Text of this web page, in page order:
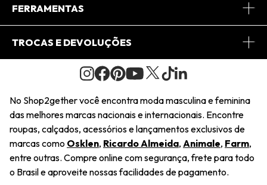
Journal
Saiu na Mídia
Sustentabilidade
Navegando
Central de Relacionamento
Regulamento e Promoções
FERRAMENTAS
Minha Conta
Pedido de Presente
Wishlist
TROCAS E DEVOLUÇÕES
Condições Gerais
Troca Fácil
Restituição de Pagamento
Dúvidas Frequentes
No Shop2gether você encontra moda masculina e feminina
das melhores marcas nacionais e internacionais. Encontre
roupas, calçados, acessórios e lançamentos exclusivos de
marcas como Osklen, Ricardo Almeida, Animale, Farm,
entre outras. Compre online com segurança, frete para todo
o Brasil e aproveite nossas facilidades de pagamento.